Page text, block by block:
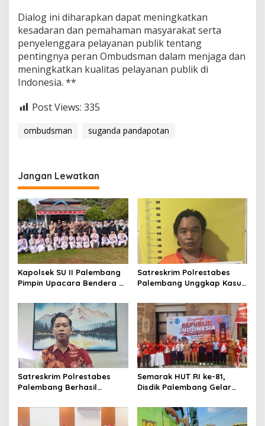
Dialog ini diharapkan dapat meningkatkan
kesadaran dan pemahaman masyarakat serta
penyelenggara pelayanan publik tentang
pentingnya peran Ombudsman dalam menjaga dan
meningkatkan kualitas pelayanan publik di
Indonesia. **
Post Views: 335
ombudsman suganda pandapotan
Jangan Lewatkan
Kapolsek SU II Palembang
Pimpin Upacara Bendera di
Satreskrim Polrestabes
Palembang Unggkap Kasus
Satreskrim Polrestabes
Palembang Berhasil
Dalam Jabatan ! !
Semarak HUT RI ke-81,
Disdik Palembang Gelar
Kebersamaan Guru dan
Sekolah